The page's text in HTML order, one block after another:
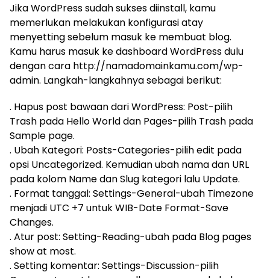
Jika WordPress sudah sukses diinstall, kamu
memerlukan melakukan konfigurasi atay
menyetting sebelum masuk ke membuat blog.
Kamu harus masuk ke dashboard WordPress dulu
dengan cara http://namadomainkamu.com/wp-
admin. Langkah-langkahnya sebagai berikut:
. Hapus post bawaan dari WordPress: Post-pilih
Trash pada Hello World dan Pages-pilih Trash pada
Sample page.
. Ubah Kategori: Posts-Categories-pilih edit pada
opsi Uncategorized. Kemudian ubah nama dan URL
pada kolom Name dan Slug kategori lalu Update.
. Format tanggal: Settings-General-ubah Timezone
menjadi UTC +7 untuk WIB-Date Format-Save
Changes.
. Atur post: Setting-Reading-ubah pada Blog pages
show at most.
. Setting komentar: Settings-Discussion-pilih